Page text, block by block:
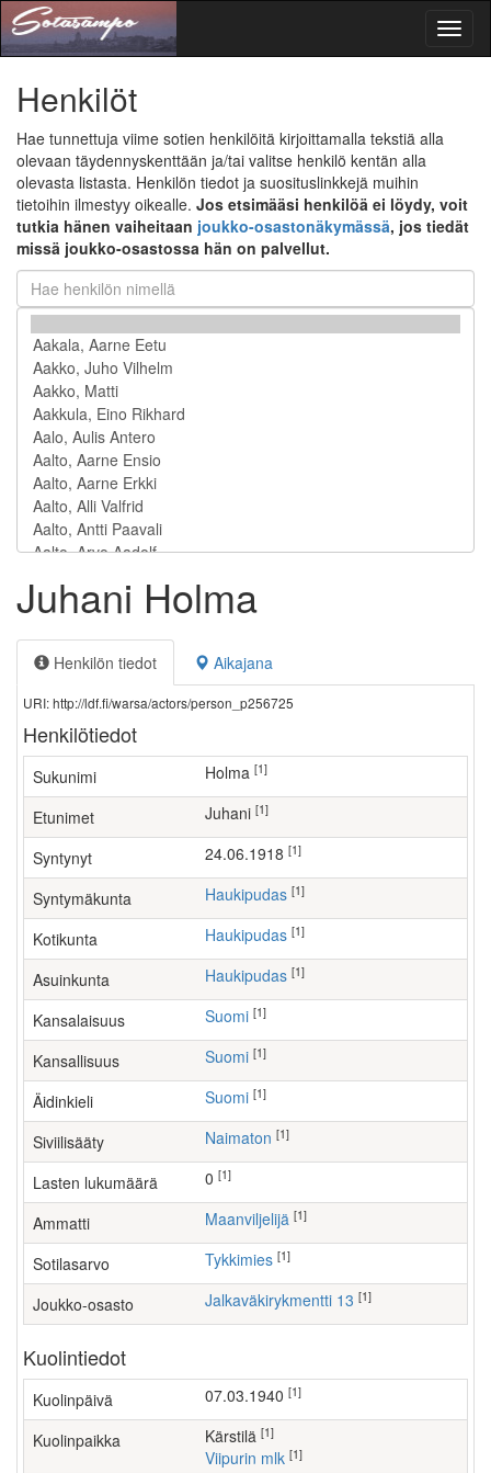
Henkilöt
Hae tunnettuja viime sotien henkilöitä kirjoittamalla tekstiä alla
olevaan täydennyskenttään ja/tai valitse henkilö kentän alla
olevasta listasta. Henkilön tiedot ja suosituslinkkejä muihin
tietoihin ilmestyy oikealle. Jos etsimääsi henkilöä ei löydy, voit
tutkia hänen vaiheitaan joukko-osastonäkymässä, jos tiedät
missä joukko-osastossa hän on palvellut.
Juhani Holma
Henkilön tiedot Aikajana
URI: http://ldf.fi/warsa/actors/person_p256725
Henkilötiedot
Sukunimi Holma [1]
Etunimet Juhani [1]
Syntynyt 24.06.1918 [1]
Syntymäkunta Haukipudas [1]
Kotikunta Haukipudas [1]
Asuinkunta Haukipudas [1]
Kansalaisuus Suomi [1]
Kansallisuus Suomi [1]
Äidinkieli Suomi [1]
Siviilisääty Naimaton [1]
Lasten lukumäärä [1]
Ammatti maanviljelijä [1]
Sotilasarvo Tykkimies [1]
Joukko-osasto Jalkaväkirykmentti 13 [1]
Kuolintiedot
Kuolinpäivä 07.03.1940 [1]
Kuolinpaikka Kärstilä [1]
Viipurin mlk [1]